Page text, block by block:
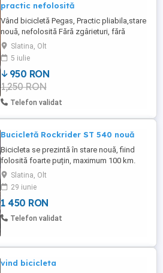
practic nefolosită
Vând bicicletă Pegas, Practic pliabila,stare
nouă, nefolosită Fără zgârieturi, fără
defecte, totul original. Cadru solid Design
clasic Pegas Ideală pentru oraș plimbări
Motiv vânzare: am primito cadou
neutilizată. Rog seriozitate.Accept orice
test. Nu accept schimburi doar cash.
Slatina, Olt
5 iulie
950 RON
1,250 RON
Telefon validat
Bucicletă Rockrider ST 540 nouă
Bicicleta se prezintă în stare nouă, fiind
folosită foarte puțin, maximum 100 km.
Este mărimea L, frâne hidraulice,
suspensie reglabilă, totul este funcțional.
Prețul este puțin negociabil, nu vreau
schimburi.
Slatina, Olt
29 iunie
1 450 RON
Telefon validat
vind bicicleta